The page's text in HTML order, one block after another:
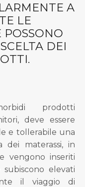
A
LE
DEI
prodotti
deve essere
e tollerabile una
dei materassi, in
vengono inseriti
elevati
il viaggio di